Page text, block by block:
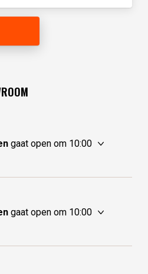
gaat open om 10:00
10:00 - 17:30
gesloten
gaat open om 10:00
gesloten